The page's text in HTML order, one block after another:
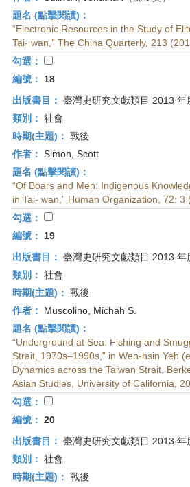
題名 (點擊閱讀)：
“Electronic Resources in the Study of
Tai- wan,” The China Quarterly, 213
勾選：
編號：
18
出版書目： 臺灣史研究文獻類目 2013 年
類別： 社會
時期(主題)： 戰後
作者： Simon, Scott
題名 (點擊閱讀)：
“Of Boars and Men: Indigenous
in Tai- wan,” Human Organization, 72: 3
勾選：
編號：
19
出版書目： 臺灣史研究文獻類目 2013 年
類別： 社會
時期(主題)： 戰後
作者：
Muscolino, Michah S.
題名 (點擊閱讀)：
“Underground at Sea: Fishing and
Strait, 1970s–1990s,” in Wen-hsin Yeh
Dynamics across the Taiwan Strait,
Asian Studies, University of California,
勾選：
編號： 20
出版書目： 臺灣史研究文獻類目 2013 年
類別： 社會
時期(主題)： 戰後